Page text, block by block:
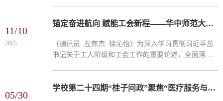
设指挥部...
11/10
2025
锚定奋进航向 赋能工会新程——华中师范大学2025年度工会干部培训班顺利结业
（通讯员 左焦杰 徐沁怡）为深入学习贯彻习近平总
书记关于工人阶级和工会工作的重要论述，全面落实
年11月7日至...
05/30
学校第二十四期“桂子问政”聚焦“医疗服务与公费医疗报销”专题